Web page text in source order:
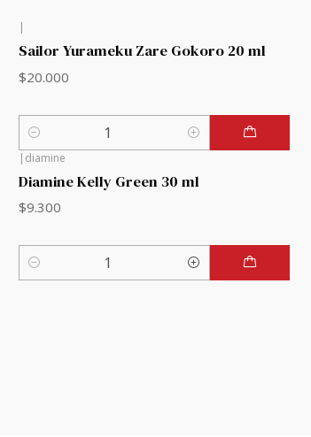
|
Sailor Yurameku Zare Gokoro 20 ml
$20.000
Cantidad
| diamine
Diamine Kelly Green 30 ml
$9.300
Cantidad